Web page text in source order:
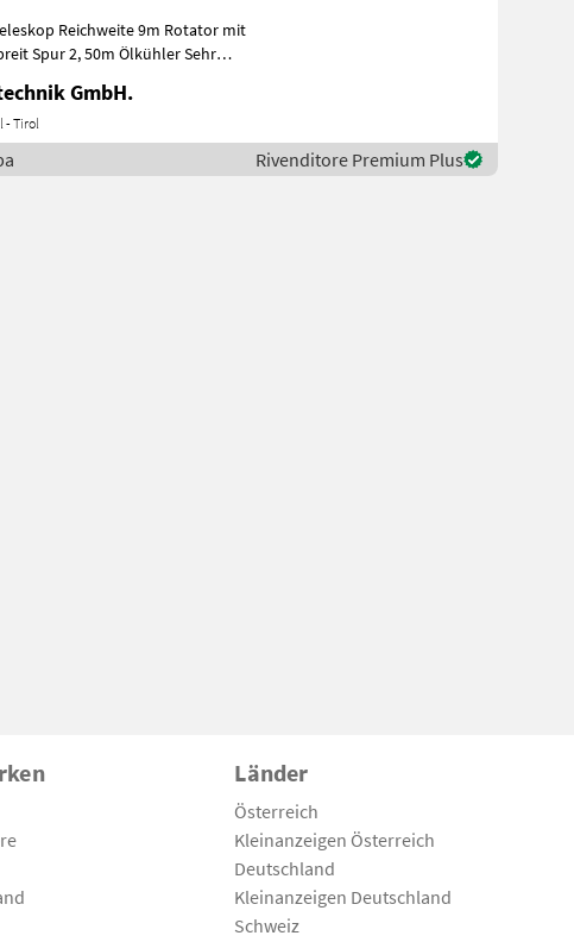
Reichweite 9m Rotator mit
50m Ölkühler Sehr
GmbH.
- Tirol
Rivenditore Premium Plus
Länder
Österreich
Kleinanzeigen Österreich
Deutschland
Kleinanzeigen Deutschland
Schweiz